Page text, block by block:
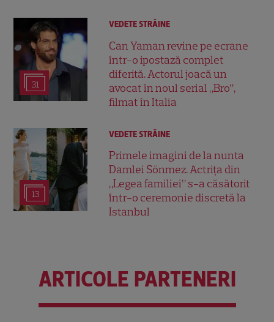
31
VEDETE STRĂINE
Can Yaman revine pe ecrane
într-o ipostază complet
diferită. Actorul joacă un
avocat în noul serial „Bro”,
filmat în Italia
13
VEDETE STRĂINE
Primele imagini de la nunta
Damlei Sönmez. Actrița din
„Legea familiei” s-a căsătorit
într-o ceremonie discretă la
Istanbul
ARTICOLE PARTENERI